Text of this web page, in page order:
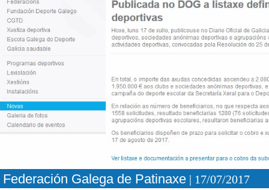
Federación Galega de Patinaxe | 17/07/2017